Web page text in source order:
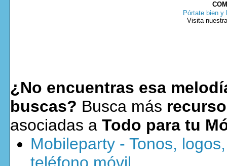
Pórtate bien y
Visita
¿No encuentras esa
buscas? Busca más
asociadas a Todo para tu
Mobileparty - Tonos,